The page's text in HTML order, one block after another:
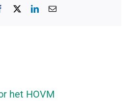
Facebook LinkedIn
E-
het HOVM